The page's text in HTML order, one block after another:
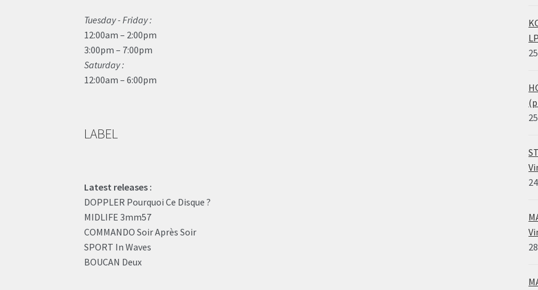
Tuesday - Friday :
12:00am – 2:00pm
3:00pm – 7:00pm
Saturday :
12:00am – 6:00pm
LABEL
Latest releases :
DOPPLER Pourquoi Ce Disque ?
MIDLIFE 3mm57
COMMANDO Soir Après Soir
SPORT In Waves
BOUCAN Deux